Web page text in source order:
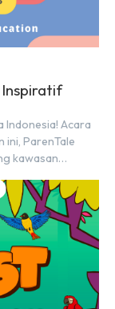
Inspiratif
Acara
ParenTale
kawasan
yaitu pada 2
dan […]